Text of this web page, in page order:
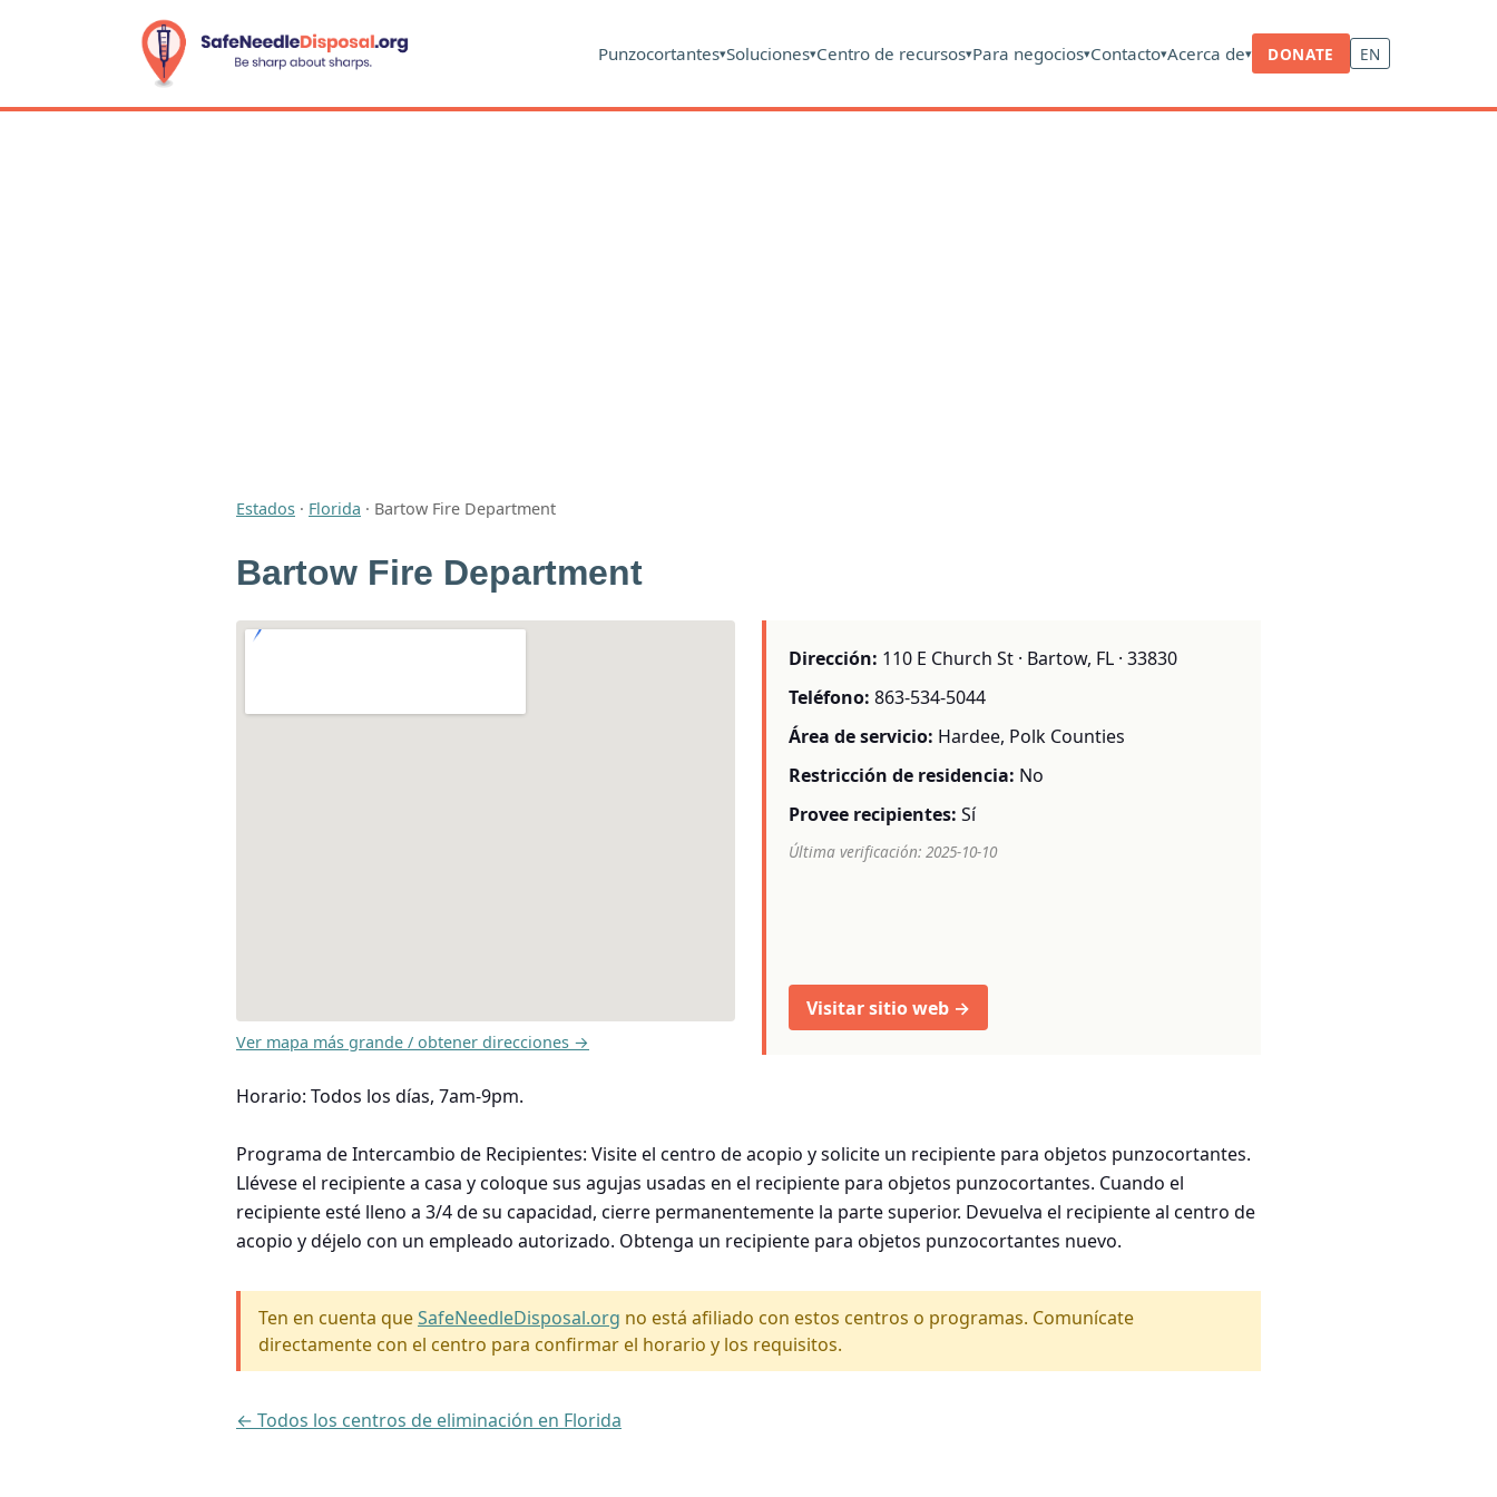
Punzocortantes▾Soluciones▾Centro de recursos▾Para negocios▾Contacto▾Acerca de▾ DONATE EN
Estados · Florida · Bartow Fire Department
Bartow Fire Department
Ver mapa más grande / obtener direcciones →
Dirección: 110 E Church St · Bartow, FL · 33830
Teléfono: 863-534-5044
Área de servicio: Hardee, Polk Counties
Restricción de residencia: No
Provee recipientes: Sí
Última verificación: 2025-10-10
Visitar sitio web →
Horario: Todos los días, 7am-9pm.
Programa de Intercambio de Recipientes: Visite el centro de acopio y solicite un recipiente para objetos punzocortantes.
Llévese el recipiente a casa y coloque sus agujas usadas en el recipiente para objetos punzocortantes. Cuando el
recipiente esté lleno a 3/4 de su capacidad, cierre permanentemente la parte superior. Devuelva el recipiente al centro de
acopio y déjelo con un empleado autorizado. Obtenga un recipiente para objetos punzocortantes nuevo.
Ten en cuenta queSafeNeedleDisposal.org no está afiliado con estos centros o programas. Comunícate
directamente con el centro para confirmar el horario y los requisitos.
← Todos los centros de eliminación en Florida